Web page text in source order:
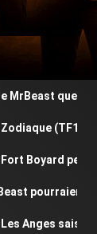
que vous
(TF1) ?
Boyard perd
pourraient être
saison 13